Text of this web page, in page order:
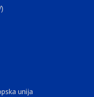
unija